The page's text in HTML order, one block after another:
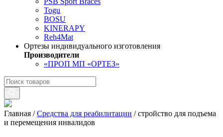
Togu
BOSU
KINERAPY
Reh4Mat
Ортезы индивидуального изготовления
Производители
«ПРОП МП «ОРТЕЗ»
Главная /Средства для реабилитации /стройство для подъема
и перемещения инвалидов